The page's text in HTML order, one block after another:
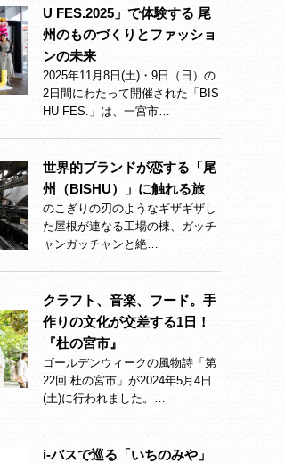
U FES.2025」で体験する 尾
州のものづくりとファッショ
ンの未来
2025年11月8日(土)・9日（日）の
2日間にわたって開催された「BIS
HU FES.」は、一宮市…
世界的ブランドが恋する「尾
州（BISHU）」に触れる旅
のこぎりの刃のようなギザギザし
た屋根が連なる工場の棟、ガッチ
ャンガッチャンと絶…
クラフト、音楽、フード。手
作りの文化が交差する1日！
『杜の宮市』
ゴールデンウィークの風物詩「第
22回 杜の宮市」が2024年5月4日
(土)に行われました。…
i-バスで巡る「いちのみや」